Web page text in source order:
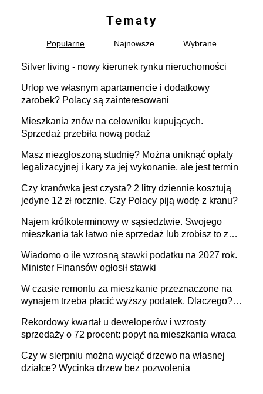
Tematy
Popularne Najnowsze Wybrane
Silver living - nowy kierunek rynku nieruchomości
Urlop we własnym apartamencie i dodatkowy
zarobek? Polacy są zainteresowani
Mieszkania znów na celowniku kupujących.
Sprzedaż przebiła nową podaż
Masz niezgłoszoną studnię? Można uniknąć opłaty
legalizacyjnej i kary za jej wykonanie, ale jest termin
Czy kranówka jest czysta? 2 litry dziennie kosztują
jedyne 12 zł rocznie. Czy Polacy piją wodę z kranu?
Najem krótkoterminowy w sąsiedztwie. Swojego
mieszkania tak łatwo nie sprzedaż lub zrobisz to ze
Wiadomo o ile wzrosną stawki podatku na 2027 rok.
Minister Finansów ogłosił stawki
W czasie remontu za mieszkanie przeznaczone na
wynajem trzeba płacić wyższy podatek. Dlaczego?
Rekordowy kwartał u deweloperów i wzrosty
sprzedaży o 72 procent: popyt na mieszkania wraca
Czy w sierpniu można wyciąć drzewo na własnej
działce? Wycinka drzew bez pozwolenia